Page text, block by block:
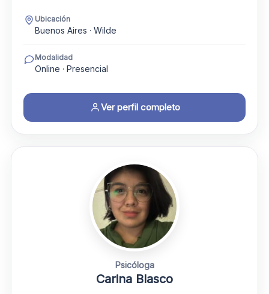
Ubicación
Buenos Aires · Wilde
Modalidad
Online · Presencial
Ver perfil completo
Psicóloga
Carina Blasco